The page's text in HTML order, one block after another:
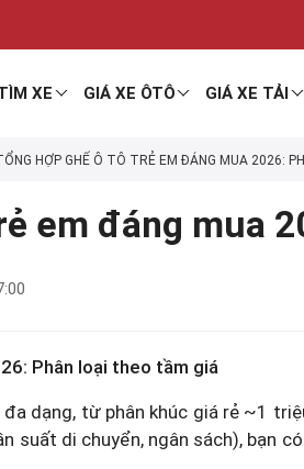
XE GIÁ XE ÔTÔ GIÁ XE TẢI
HỢP GHẾ Ô TÔ TRẺ EM ĐÁNG MUA 2026:
em đáng mua
Phân loại theo tầm giá
đa dạng, từ phân khúc giá rẻ ~1
suất di chuyển, ngân sách), bạn